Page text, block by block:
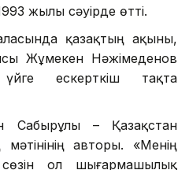
жылы сәуірде өтті.
қазақтың ақыны,
Жұмекен Нәжімеденов
ескерткіш тақта
Сабырұлы – Қазақстан
мәтінінің авторы. «Менің
сөзін ол шығармашылық